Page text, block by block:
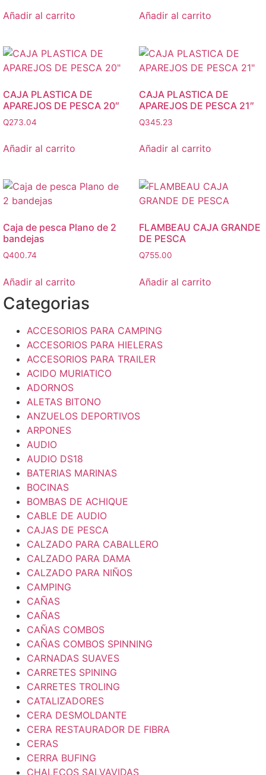
Categorias
ACCESORIOS PARA CAMPING
ACCESORIOS PARA HIELERAS
ACCESORIOS PARA TRAILER
ACIDO MURIATICO
ADORNOS
ALETAS BITONO
ANZUELOS DEPORTIVOS
ARPONES
AUDIO
AUDIO DS18
BATERIAS MARINAS
BOCINAS
BOMBAS DE ACHIQUE
CABLE DE AUDIO
CAJAS DE PESCA
CALZADO PARA CABALLERO
CALZADO PARA DAMA
CALZADO PARA NIÑOS
CAMPING
CAÑAS
CAÑAS
CAÑAS COMBOS
CAÑAS COMBOS SPINNING
CARNADAS SUAVES
CARRETES SPINING
CARRETES TROLING
CATALIZADORES
CERA DESMOLDANTE
CERA RESTAURADOR DE FIBRA
CERAS
CERRA BUFING
CHALECOS SALVAVIDAS
Añadir al carrito Añadir al carrito
CAJA PLASTICA DE
APAREJOS DE PESCA 20″
Q273.04
Añadir al carrito
CAJA PLASTICA DE
APAREJOS DE PESCA 21″
Q345.23
Añadir al carrito
Caja de pesca Plano de 2
bandejas
Q400.74
Añadir al carrito
FLAMBEAU CAJA GRANDE
DE PESCA
Q755.00
Añadir al carrito